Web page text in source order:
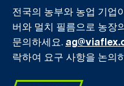
전국의 농부와 농업 기업
버와 멀치 필름으로 농장
문의하세요.
락하여 요구 사항을 논의